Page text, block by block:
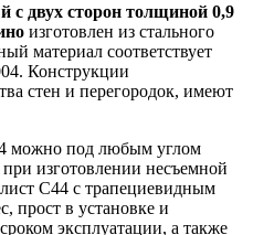
двух сторон толщиной 0,9
изготовлен из стального
материал соответствует
Конструкции
стен и перегородок, имеют
можно под любым углом
изготовлении несъемной
С44 с трапециевидным
прост в установке и
эксплуатации, а также